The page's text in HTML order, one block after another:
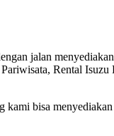
jalan
Rental Isuzu
kami bisa